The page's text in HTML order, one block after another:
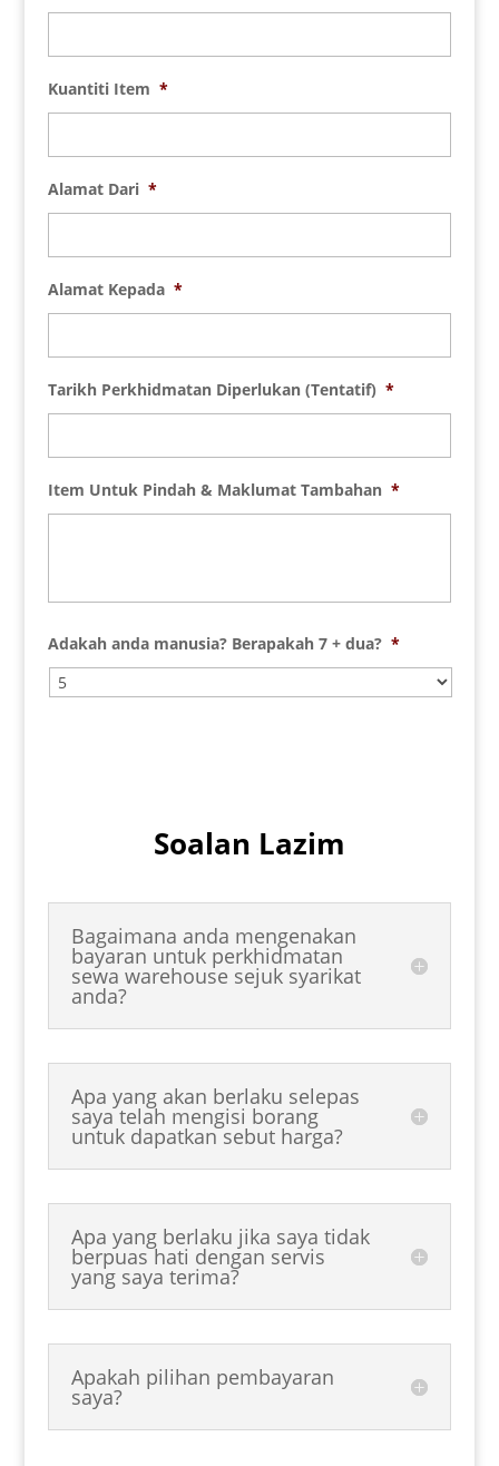
Kuantiti Item *
Alamat Dari *
Alamat Kepada *
Tarikh Perkhidmatan Diperlukan (Tentatif) *
Item Untuk Pindah & Maklumat Tambahan *
Adakah anda manusia? Berapakah 7 + dua? *
Soalan Lazim
Bagaimana anda mengenakan
bayaran untuk perkhidmatan
sewa warehouse sejuk syarikat
anda?
Apa yang akan berlaku selepas
saya telah mengisi borang
untuk dapatkan sebut harga?
Apa yang berlaku jika saya tidak
berpuas hati dengan servis
yang saya terima?
Apakah pilihan pembayaran
saya?